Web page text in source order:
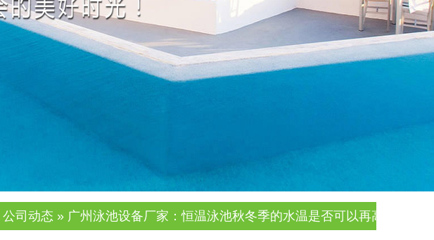
公司动态 » 广州泳池设备厂家：恒温泳池秋冬季的水温是否可以再高